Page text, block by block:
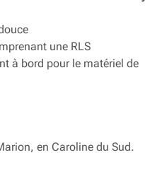
une RLS
à bord pour le matériel de
en Caroline du Sud.